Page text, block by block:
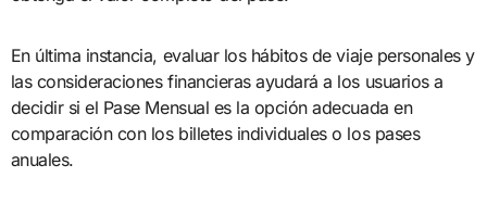
En última instancia, evaluar los hábitos de viaje personales y
las consideraciones financieras ayudará a los usuarios a
decidir si el Pase Mensual es la opción adecuada en
comparación con los billetes individuales o los pases
anuales.